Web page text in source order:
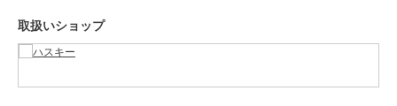
※サイズ感には個人差がある為、ご参考程度にお考え下さい。
取扱いショップ